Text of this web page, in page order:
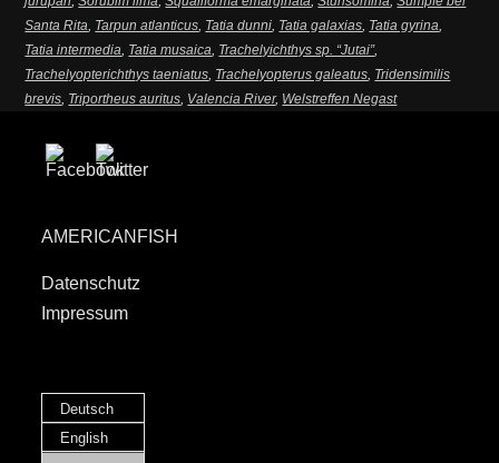
Santa Rita, Tarpun atlanticus, Tatia dunni, Tatia galaxias, Tatia gyrina,
Tatia intermedia, Tatia musaica, Trachelyichthys sp. “Jutai”,
Trachelyopterichthys taeniatus, Trachelyopterus galeatus, Tridensimilis
brevis, Triportheus auritus, Valencia River, Welstreffen Negast
AMERICANFISH
Datenschutz
Impressum
Deutsch
English